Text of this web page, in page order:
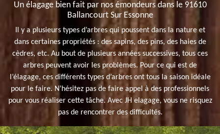
Un élagage bien fait par nos émondeurs dans le 91610
Ballancourt Sur Essonne
Il y a plusieurs types d’arbres qui poussent dans la nature et
dans certaines propriétés : des sapins, des pins, des haies de
cèdres, etc. Au bout de plusieurs années successives, tous ces
arbres peuvent avoir les problèmes. Pour ce qui est de
l’élagage, ces différents types d’arbres ont tous la saison idéale
pour le faire. N’hésitez pas de faire appel à des professionnels
pour vous réaliser cette tâche. Avec JH elagage, vous ne risquez
pas de rencontrer des difficultés.